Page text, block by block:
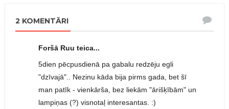
2 KOMENTĀRI
Foršā Ruu teica...
5dien pēcpusdienā pa gabalu redzēju egli
"dzīvajā".. Nezinu kāda bija pirms gada, bet šī
man patīk - vienkārša, bez liekām "ārišķībām" un
lampiņas (?) visnotaļ interesantas. :)